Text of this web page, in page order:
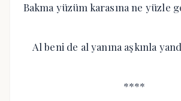
Bakma yüzüm karasına ne yüzle
Al beni de al yanına aşkınla
****